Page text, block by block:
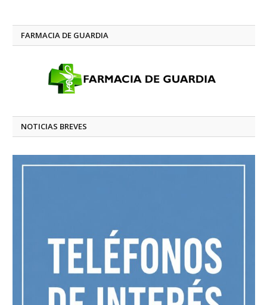
FARMACIA DE GUARDIA
NOTICIAS BREVES